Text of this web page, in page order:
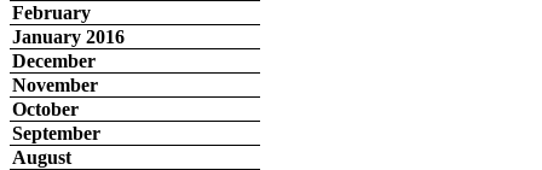
February
January 2016
December
November
October
September
August